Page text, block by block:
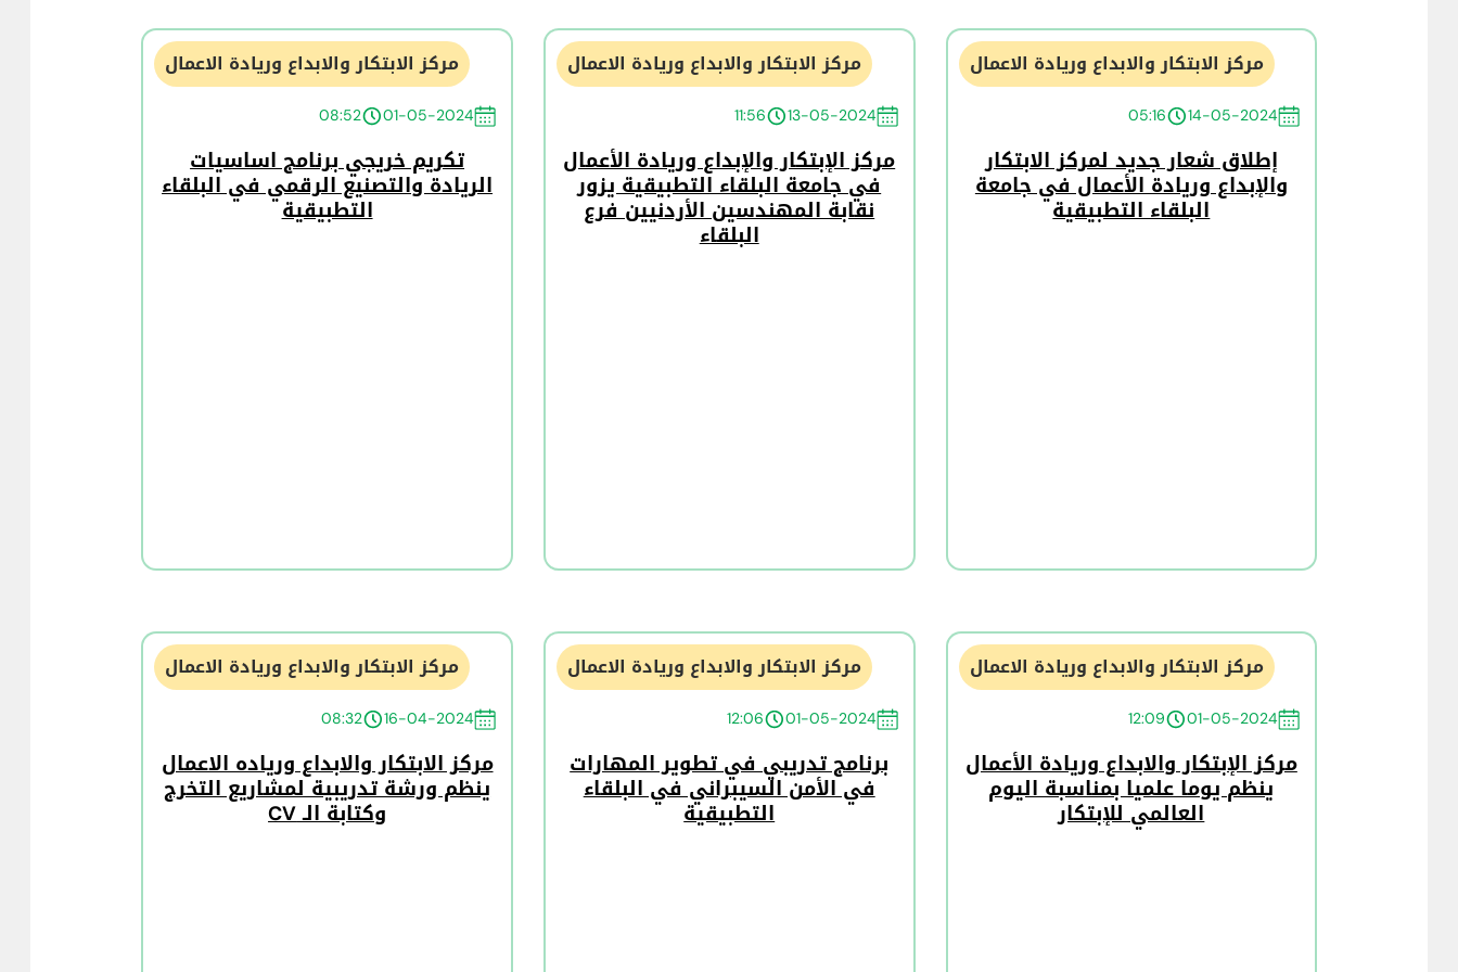
مركز الابتكار والابداع وريادة الاعمال
14-05-2024
05:16
إطلاق شعار جديد لمركز الابتكار
والإبداع وريادة الأعمال في جامعة
البلقاء التطبيقية
مركز الابتكار والابداع وريادة الاعمال
13-05-2024
11:56
مركز الإبتكار والإبداع وريادة الأعمال
في جامعة البلقاء التطبيقية يزور
نقابة المهندسين الأردنيين فرع
البلقاء
مركز الابتكار والابداع وريادة الاعمال
01-05-2024
08:52
تكريم خريجي برنامج اساسيات
الريادة والتصنيع الرقمي في البلقاء
التطبيقية
مركز الابتكار والابداع وريادة الاعمال
01-05-2024
12:09
مركز الإبتكار والابداع وريادة الأعمال
ينظم يوما علميا بمناسبة اليوم
العالمي للإبتكار
مركز الابتكار والابداع وريادة الاعمال
01-05-2024
12:06
برنامج تدريبي في تطوير المهارات
في الأمن السيبراني في البلقاء
التطبيقية
مركز الابتكار والابداع وريادة الاعمال
16-04-2024
08:32
مركز الابتكار والابداع ورياده الاعمال
ينظم ورشة تدريبية لمشاريع التخرج
وكتابة الـ CV